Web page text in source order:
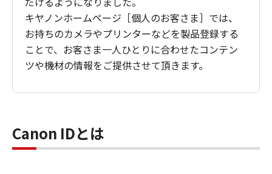
キヤノンホームページ［個人のお客さま］では、
お持ちのカメラやプリンターなどを製品登録する
ことで、お客さま一人ひとりに合わせたコンテン
ツや機材の情報をご提供させて頂きます。
Canon IDとは